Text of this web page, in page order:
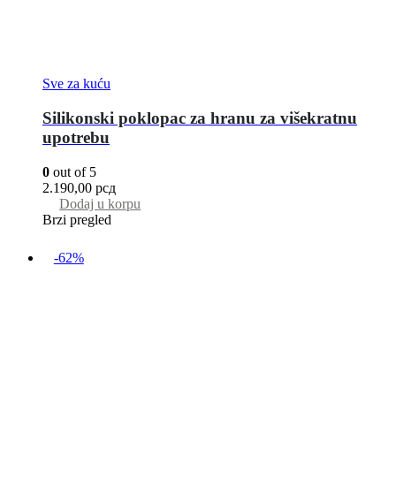
Sve za kuću
Silikonski poklopac za hranu za višekratnu
upotrebu
0 out of 5
2.190,00 рсд
Dodaj u korpu
Brzi pregled
-62%